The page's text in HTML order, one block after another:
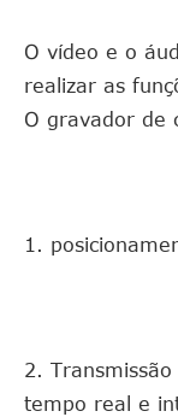
O vídeo e o
realizar as
O gravador de
1.
2.
tempo real e